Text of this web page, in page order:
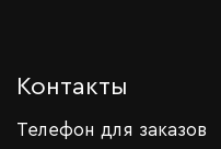
Контакты
Телефон для заказов